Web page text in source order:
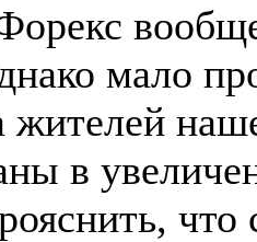
мало
жителей
в
что